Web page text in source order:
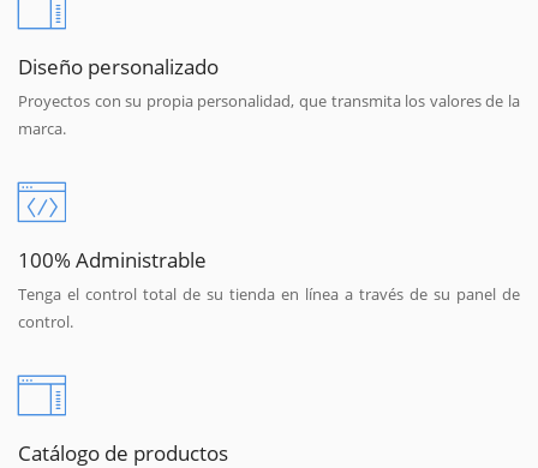
Diseño personalizado
Proyectos con su propia personalidad, que transmita los valores de la
marca.
100% Administrable
Tenga el control total de su tienda en línea a través de su panel de
control.
Catálogo de productos